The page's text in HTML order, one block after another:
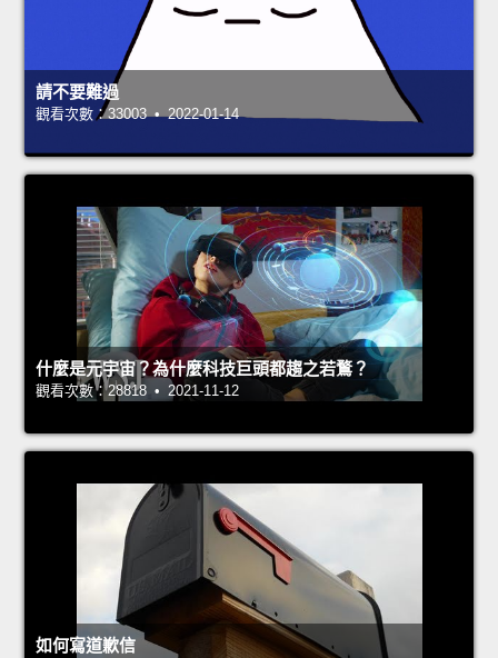
請不要難過
觀看次數：33003 • 2022-01-14
什麼是元宇宙？為什麼科技巨頭都趨之若鶩？
觀看次數：28818 • 2021-11-12
如何寫道歉信